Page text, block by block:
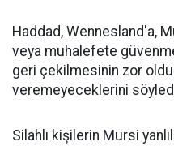
Haddad, Wennesland'a,
veya muhalefete
geri çekilmesinin zor
veremeyeceklerini
Silahlı kişilerin Mursi